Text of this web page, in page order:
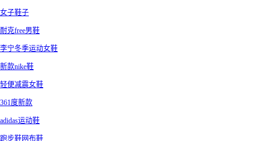
女子鞋子
耐克free男鞋
李宁冬季运动女鞋
新款nike鞋
轻便减震女鞋
361度新款
adidas运动鞋
跑步鞋网布鞋